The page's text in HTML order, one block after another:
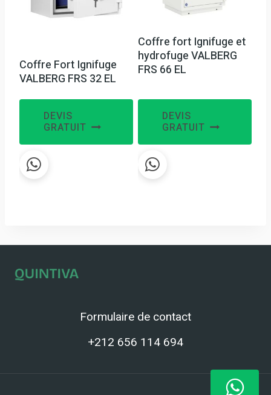
Coffre Fort Ignifuge
VALBERG FRS 32 EL
DEVIS
GRATUIT
Coffre fort Ignifuge et
hydrofuge VALBERG
FRS 66 EL
DEVIS
GRATUIT
Formulaire de contact
+212 656 114 694